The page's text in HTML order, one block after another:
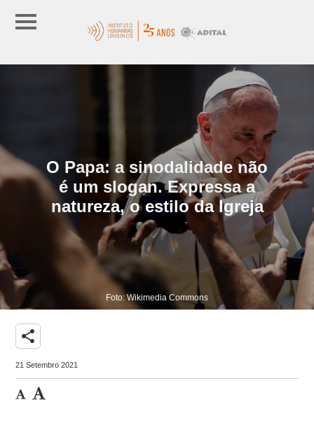
O Papa: a sinodalidade não
é um slogan. Expressa a
natureza, o estilo da Igreja
Foto: Wikimedia Commons
share
21 Setembro 2021